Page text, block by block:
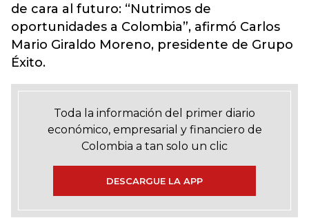
de cara al futuro: “Nutrimos de
oportunidades a Colombia”, afirmó Carlos
Mario Giraldo Moreno, presidente de Grupo
Éxito.
Toda la información del primer diario
económico, empresarial y financiero de
Colombia a tan solo un clic
DESCARGUE LA APP